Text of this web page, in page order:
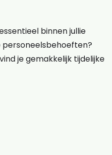
binnen jullie
je gemakkelijk tijdelijke